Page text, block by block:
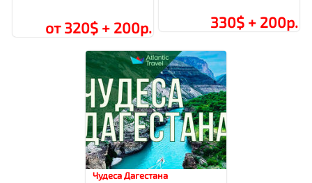
от 320$ + 200р. 330$ + 200р.
Чудеса Дагестана